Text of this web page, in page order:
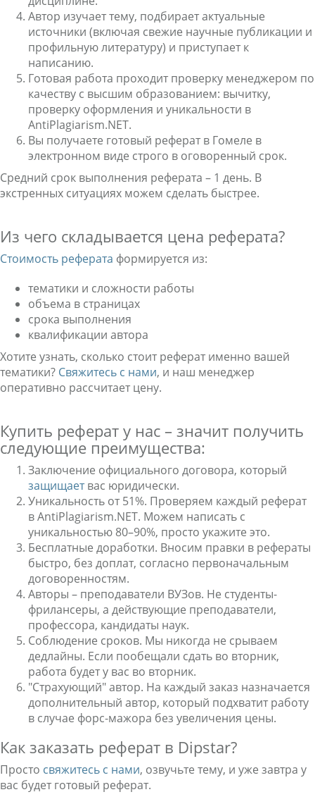
Автор изучает тему, подбирает актуальные
источники (включая свежие научные публикации и
профильную литературу) и приступает к
написанию.
Готовая работа проходит проверку менеджером по
качеству с высшим образованием: вычитку,
проверку оформления и уникальности в
AntiPlagiarism.NET.
Вы получаете готовый реферат в Гомеле в
электронном виде строго в оговоренный срок.
Средний срок выполнения реферата – 1 день. В
экстренных ситуациях можем сделать быстрее.
Из чего складывается цена реферата?
Стоимость реферата формируется из:
тематики и сложности работы
объема в страницах
срока выполнения
квалификации автора
Хотите узнать, сколько стоит реферат именно вашей
тематики? Свяжитесь с нами, и наш менеджер
оперативно рассчитает цену.
Купить реферат у нас – значит получить
следующие преимущества:
Заключение официального договора, который
защищаетвас юридически.
Уникальность от 51%. Проверяем каждый реферат
в AntiPlagiarism.NET. Можем написать с
уникальностью 80–90%, просто укажите это.
Бесплатные доработки. Вносим правки в рефераты
быстро, без доплат, согласно первоначальным
договоренностям.
Авторы – преподаватели ВУЗов. Не студенты-
фрилансеры, а действующие преподаватели,
профессора, кандидаты наук.
Соблюдение сроков. Мы никогда не срываем
дедлайны. Если пообещали сдать во вторник,
работа будет у вас во вторник.
"Страхующий" автор. На каждый заказ назначается
дополнительный автор, который подхватит работу
в случае форс-мажора без увеличения цены.
Как заказать реферат в Dipstar?
Просто свяжитесь с нами, озвучьте тему, и уже завтра у
вас будет готовый реферат.